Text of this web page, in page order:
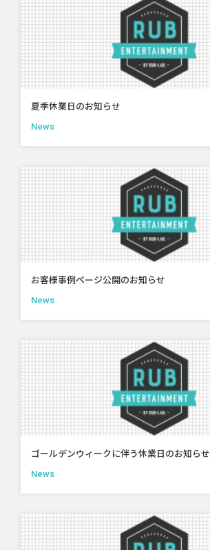
夏季休業日のお知らせ
News
お客様事例ページ公開のお知らせ
News
ゴールデンウィークに伴う休業日のお知らせ
News